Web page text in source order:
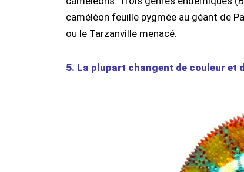
caméléon feuille pygmée au géant de
ou le Tarzanville menacé.
5. La plupart changent de couleur et